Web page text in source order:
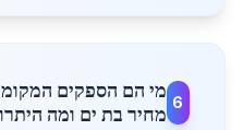
6
מי הם הספקים
מחיר בת ים ומה